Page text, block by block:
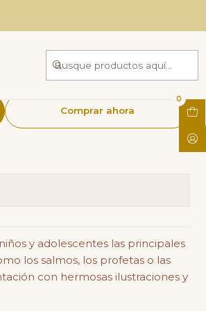
0
Comprar ahora
y adolescentes las principales
los salmos, los profetas o las
con hermosas ilustraciones y